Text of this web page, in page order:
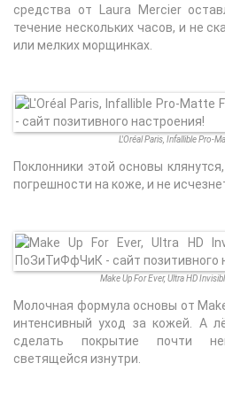
средства от Laura Mercier
течение нескольких часов, и не
или мелких морщинках.
L'Oréal Paris, Infallible Pro-
Поклонники этой основы
погрешности на коже, и не
Make Up For Ever, Ultra HD
Молочная формула основы от
интенсивный уход за кожей. А
сделать покрытие почти
светящейся изнутри.